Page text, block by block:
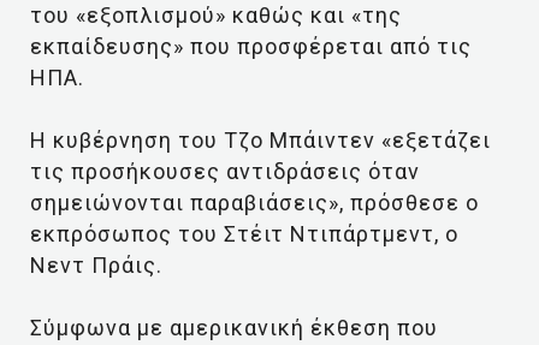
του «εξοπλισμού» καθώς και «της
εκπαίδευσης» που προσφέρεται από τις
ΗΠΑ.
Η κυβέρνηση του Τζο Μπάιντεν «εξετάζει
τις προσήκουσες αντιδράσεις όταν
σημειώνονται παραβιάσεις», πρόσθεσε ο
εκπρόσωπος του Στέιτ Ντιπάρτμεντ, ο
Νεντ Πράις.
Σύμφωνα με αμερικανική έκθεση που